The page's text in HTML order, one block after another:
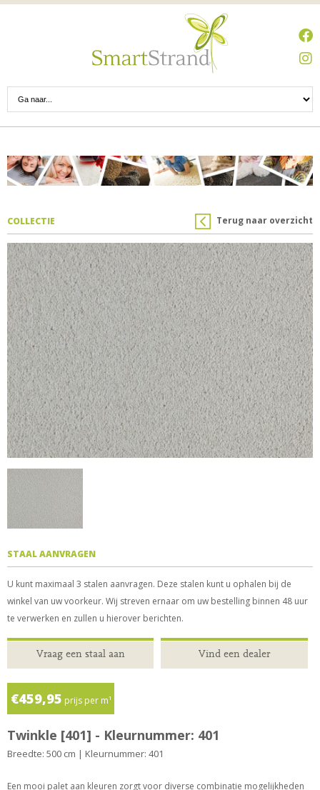
Terug naar overzicht
COLLECTIE
STAAL AANVRAGEN
U kunt maximaal 3 stalen aanvragen. Deze stalen kunt u ophalen bij de
winkel van uw voorkeur. Wij streven ernaar om uw bestelling binnen 48 uur
te verwerken en zullen u hierover berichten.
Vraag een staal aan Vind een dealer
€459,95 prijs per m¹
Twinkle [401] - Kleurnummer: 401
Breedte: 500 cm | Kleurnummer: 401
Een mooi palet aan kleuren zorgt voor diverse combinatie mogelijkheden